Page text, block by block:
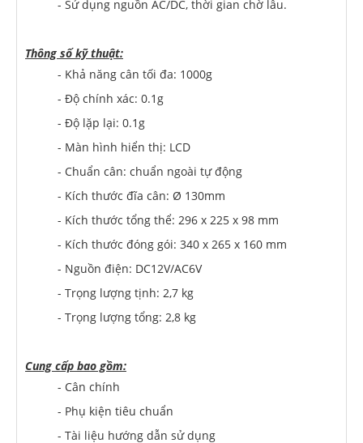
- Sử dụng nguồn AC/DC, thời gian chờ lâu.
Thông số kỹ thuật:
- Khả năng cân tối đa: 1000g
- Độ chính xác: 0.1g
- Độ lặp lại: 0.1g
- Màn hình hiển thị: LCD
- Chuẩn cân: chuẩn ngoài tự động
- Kích thước đĩa cân: Ø 130mm
- Kích thước tổng thể: 296 x 225 x 98 mm
- Kích thước đóng gói: 340 x 265 x 160 mm
- Nguồn điện: DC12V/AC6V
- Trọng lượng tịnh: 2,7 kg
- Trọng lượng tổng: 2,8 kg
Cung cấp bao gồm:
- Cân chính
- Phụ kiện tiêu chuẩn
- Tài liệu hướng dẫn sử dụng